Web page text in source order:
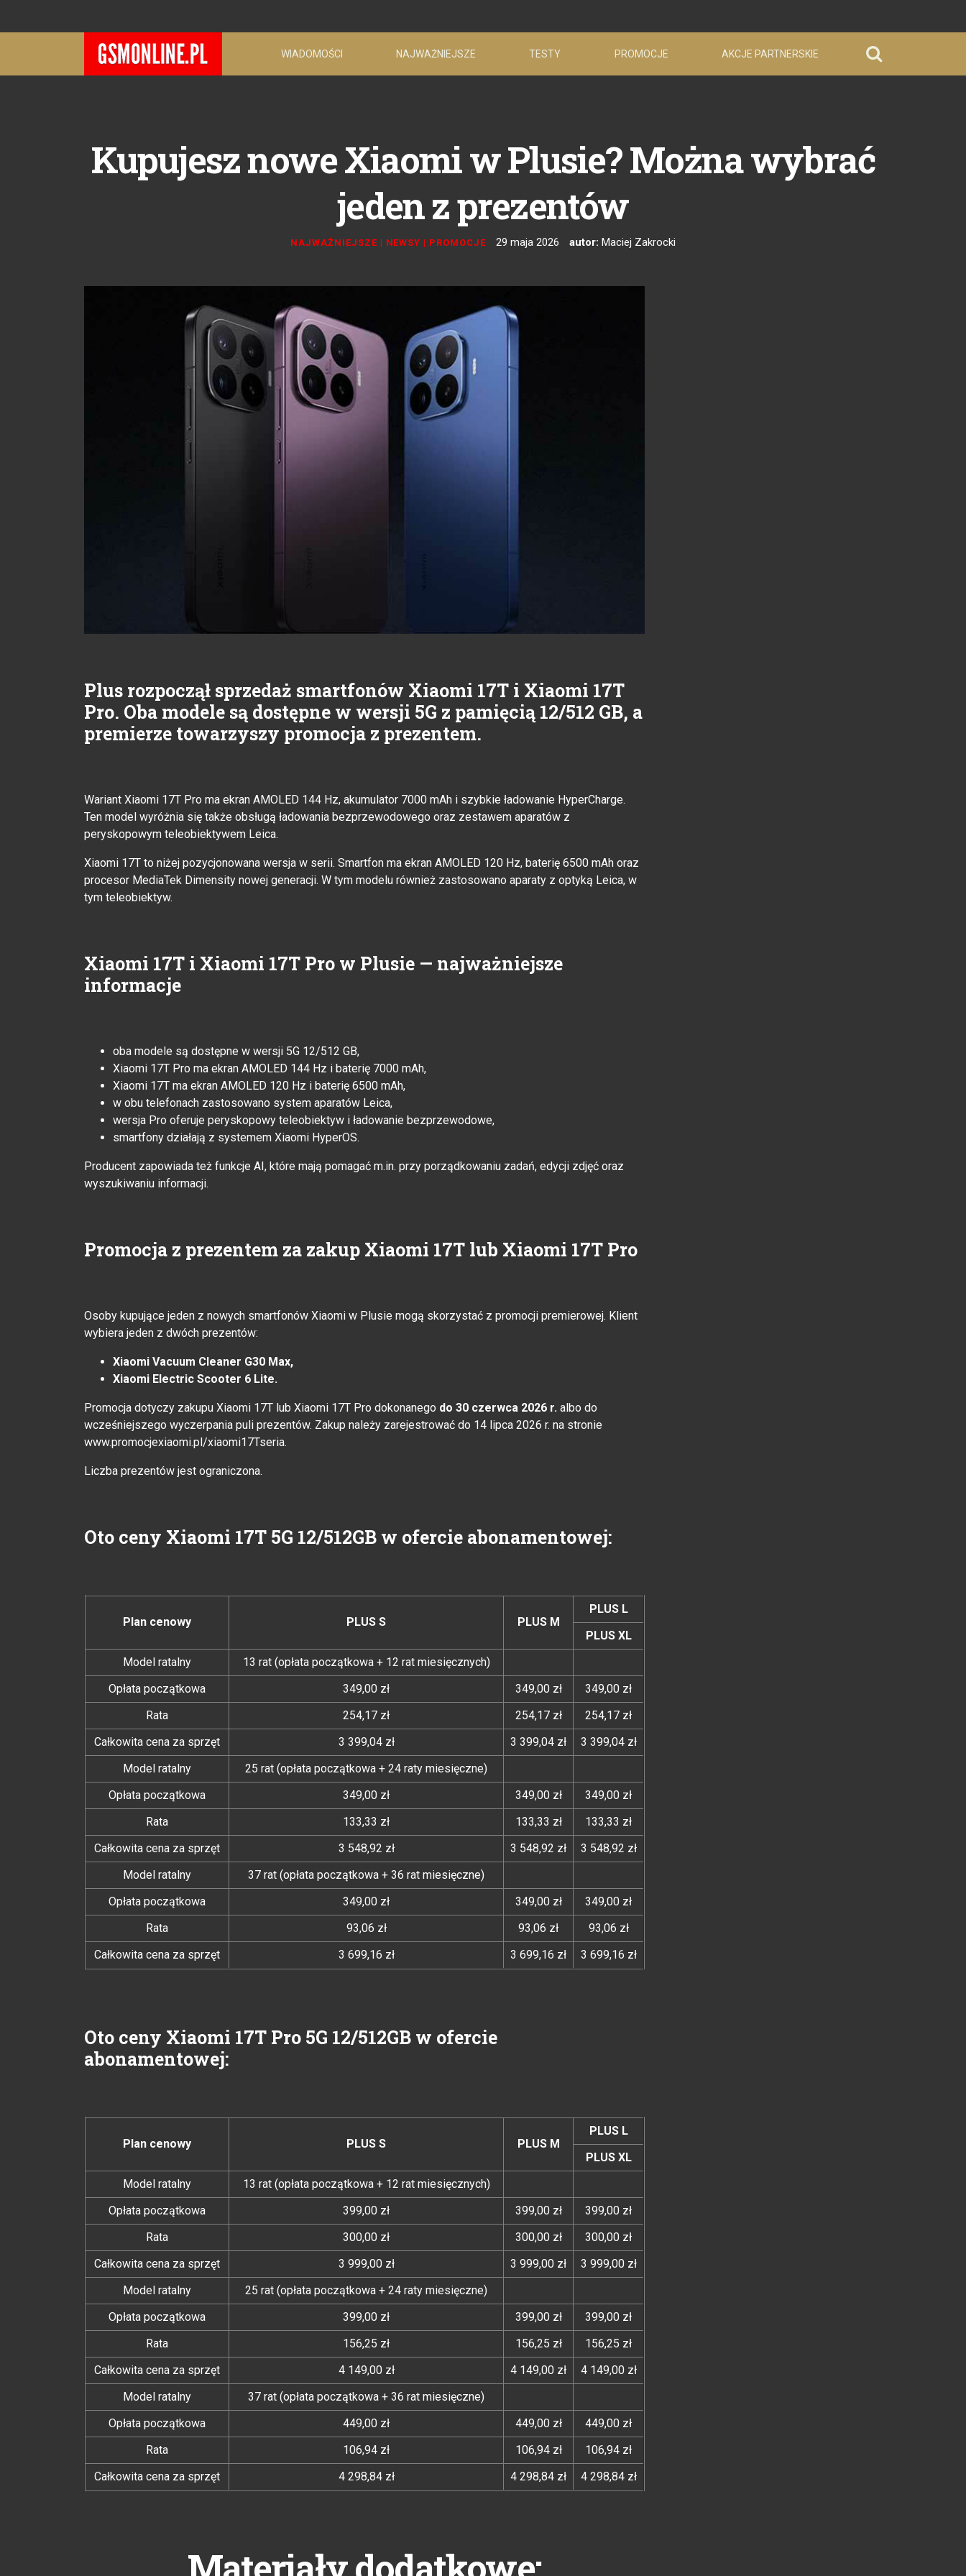
WIADOMOŚCI NAJWAŻNIEJSZE TESTY PROMOCJE AKCJE PARTNERSKIE
Kupujesz nowe Xiaomi w Plusie? Można wybrać
jeden z prezentów
NAJWAŻNIEJSZE | NEWSY | PROMOCJE 29 maja 2026 autor: Maciej Zakrocki
Plus rozpoczął sprzedaż smartfonów Xiaomi 17T i Xiaomi 17T
Pro. Oba modele są dostępne w wersji 5G z pamięcią 12/512 GB, a
premierze towarzyszy promocja z prezentem.
Wariant Xiaomi 17T Pro ma ekran AMOLED 144 Hz, akumulator 7000 mAh i szybkie ładowanie HyperCharge.
Ten model wyróżnia się także obsługą ładowania bezprzewodowego oraz zestawem aparatów z
peryskopowym teleobiektywem Leica.
Xiaomi 17T to niżej pozycjonowana wersja w serii. Smartfon ma ekran AMOLED 120 Hz, baterię 6500 mAh oraz
procesor MediaTek Dimensity nowej generacji. W tym modelu również zastosowano aparaty z optyką Leica, w
tym teleobiektyw.
Xiaomi 17T i Xiaomi 17T Pro w Plusie — najważniejsze
informacje
oba modele są dostępne w wersji 5G 12/512 GB,
Xiaomi 17T Pro ma ekran AMOLED 144 Hz i baterię 7000 mAh,
Xiaomi 17T ma ekran AMOLED 120 Hz i baterię 6500 mAh,
w obu telefonach zastosowano system aparatów Leica,
wersja Pro oferuje peryskopowy teleobiektyw i ładowanie bezprzewodowe,
smartfony działają z systemem Xiaomi HyperOS.
Producent zapowiada też funkcje AI, które mają pomagać m.in. przy porządkowaniu zadań, edycji zdjęć oraz
wyszukiwaniu informacji.
Promocja z prezentem za zakup Xiaomi 17T lub Xiaomi 17T Pro
Osoby kupujące jeden z nowych smartfonów Xiaomi w Plusie mogą skorzystać z promocji premierowej. Klient
wybiera jeden z dwóch prezentów:
Xiaomi Vacuum Cleaner G30 Max,
Xiaomi Electric Scooter 6 Lite.
Promocja dotyczy zakupu Xiaomi 17T lub Xiaomi 17T Pro dokonanego do 30 czerwca 2026 r. albo do
wcześniejszego wyczerpania puli prezentów. Zakup należy zarejestrować do 14 lipca 2026 r. na stronie
www.promocjexiaomi.pl/xiaomi17Tseria.
Liczba prezentów jest ograniczona.
Oto ceny Xiaomi 17T 5G 12/512GB w ofercie abonamentowej:
Plan cenowy PLUS S PLUS M
PLUS L
PLUS XL
Model ratalny
13 rat (opłata początkowa + 12 rat miesięcznych)
Opłata początkowa
349,00 zł 349,00 zł
349,00 zł
Rata
254,17 zł 254,17 zł
254,17 zł
Całkowita cena za sprzęt
3 399,04 zł 3 399,04 zł
3 399,04 zł
Model ratalny
25 rat (opłata początkowa + 24 raty miesięczne)
Opłata początkowa
349,00 zł 349,00 zł
349,00 zł
Rata
133,33 zł 133,33 zł
133,33 zł
Całkowita cena za sprzęt
3 548,92 zł 3 548,92 zł
3 548,92 zł
Model ratalny
37 rat (opłata początkowa + 36 rat miesięczne)
Opłata początkowa
349,00 zł 349,00 zł
349,00 zł
Rata
93,06 zł 93,06 zł
93,06 zł
Całkowita cena za sprzęt
3 699,16 zł 3 699,16 zł 3 699,16 zł
Oto ceny Xiaomi 17T Pro 5G 12/512GB w ofercie
abonamentowej:
Plan cenowy PLUS S PLUS M
PLUS L
PLUS XL
Model ratalny
13 rat (opłata początkowa + 12 rat miesięcznych)
Opłata początkowa
399,00 zł 399,00 zł
399,00 zł
Rata
300,00 zł 300,00 zł
300,00 zł
Całkowita cena za sprzęt
3 999,00 zł 3 999,00 zł
3 999,00 zł
Model ratalny
25 rat (opłata początkowa + 24 raty miesięczne)
Opłata początkowa
399,00 zł 399,00 zł
399,00 zł
Rata
156,25 zł 156,25 zł
156,25 zł
Całkowita cena za sprzęt
4 149,00 zł 4 149,00 zł
4 149,00 zł
Model ratalny
37 rat (opłata początkowa + 36 rat miesięczne)
Opłata początkowa
449,00 zł 449,00 zł
449,00 zł
Rata
106,94 zł 106,94 zł
106,94 zł
Całkowita cena za sprzęt
4 298,84 zł 4 298,84 zł 4 298,84 zł